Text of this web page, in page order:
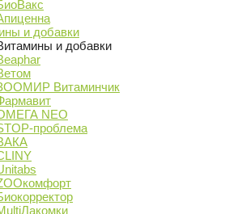
и добавки
и добавки
Витаминчик
NEO
проблема